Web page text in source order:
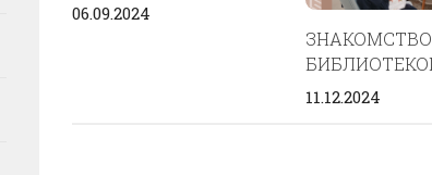
06.09.2024
11.12.2024